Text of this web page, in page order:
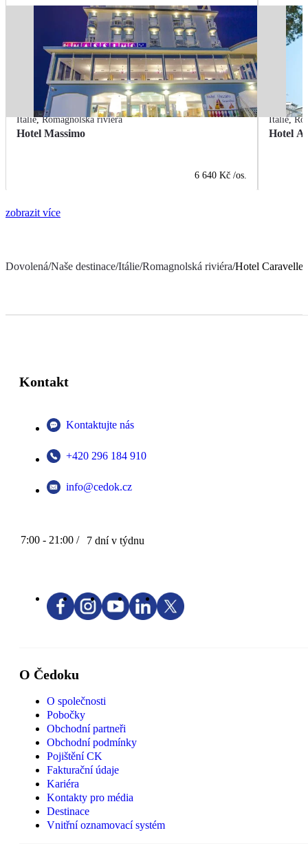
Itálie,Romagnolská riviéra
Hotel Massimo
6 640 Kč /os.
Itálie,
Hotel
zobrazit více
Dovolená/Naše destinace/Itálie/Romagnolská riviéra/Hotel Caravelle
Kontakt
Kontaktujte nás
+420 296 184 910
info@cedok.cz
7:00 - 21:00 / 7 dní v týdnu
O Čedoku
O společnosti
Pobočky
Obchodní partneři
Obchodní podmínky
Pojištění CK
Fakturační údaje
Kariéra
Kontakty pro média
Destinace
Vnitřní oznamovací systém